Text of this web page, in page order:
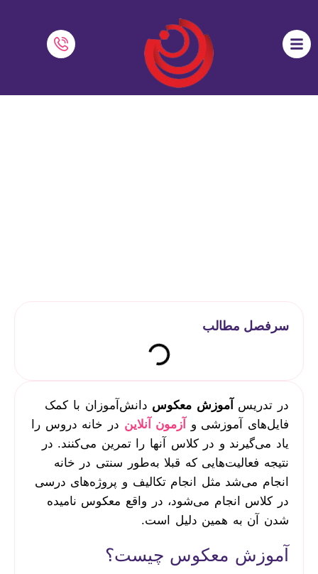
سرفصل مطالب
در تدریس آموزش معکوس دانش‌آموزان با کمک
فایل‌های آموزشی و
آزمون آنلاین در خانه دروس را
یاد می‌گیرند و در کلاس آنها را تمرین می‌کنند. در
نتیجه فعالیت‌هایی که قبلا به‌طور سنتی در خانه
انجام می‌شد مثل انجام تکالیف و پروژه‌های درسی
در کلاس انجام می‌شود، در واقع معکوس نامیده
شدن آن به همین دلیل است.
آموزش معکوس چیست؟